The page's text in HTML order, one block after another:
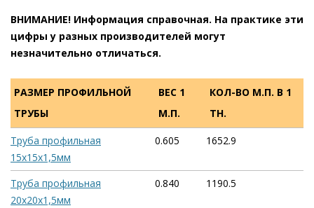
ВНИМАНИЕ! Информация справочная. На практике эти
цифры у разных производителей могут
незначительно отличаться.
РАЗМЕР ПРОФИЛЬНОЙ
ТРУБЫ
ВЕС 1
М.П.
КОЛ-ВО М.П. В 1
ТН.
Труба профильная
15х15х1,5мм
0.605 1652.9
Труба профильная
20х20х1,5мм
0.840 1190.5